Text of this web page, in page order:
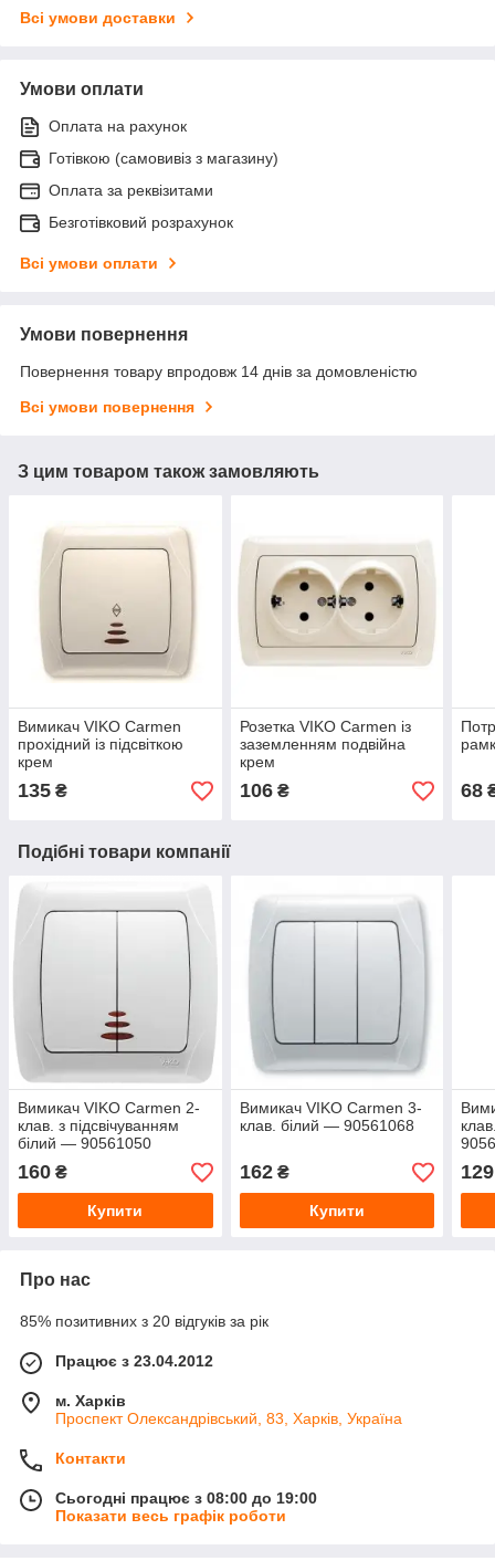
Всі умови доставки
Умови оплати
Оплата на рахунок
Готівкою (самовивіз з магазину)
Оплата за реквізитами
Безготівковий розрахунок
Всі умови оплати
Умови повернення
Повернення товару впродовж 14 днів за домовленістю
Всі умови повернення
З цим товаром також замовляють
Вимикач VIKO Carmen
прохідний із підсвіткою
крем
135 ₴
Розетка VIKO Carmen із
заземленням подвійна
крем
106₴ 68
Подібні товари компанії
Вимикач VIKO Carmen 2-
клав. з підсвічуванням
білий — 90561050
160 ₴
Купити
Вимикач VIKO Carmen 3-
клав. білий — 90561068
162₴
Купити
129
Про нас
85% позитивних з 20 відгуків за рік
Працює з 23.04.2012
м. Харків
Проспект Олександрівський, 83, Харків, Україна
Контакти
Сьогодні працює з 08:00 до 19:00
Показати весь графік роботи